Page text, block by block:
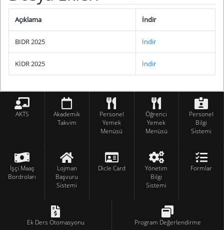
Açıklama İndir
BIDR 2025 İndir
KİDR 2025 İndir
AKTS
Akademik
Takvim
Personel
Yemek
Menüsü
Öğrenci
Yemek
Menüsü
Personel
Bilgi
Sistemi
İşçi Maaş
Bordroları
Lojman
Başvuru
Sistemi
Dicle Card
Yönetim
Bilgi
Sistemi
Formlar
Ek Ders Otomasyonu Program Değerlendirme